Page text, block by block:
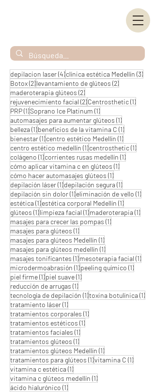
depilacion laser(4)4 entradas
clínica estética Medellín (3)3
Botox(2)2 entradas
levantamiento de glúteos (2)2 entradas
maderoterapia glúteos (2)2 entradas
rejuvenecimiento facial (2)2 entradas
Centrosthetic(1)1
PRP(1)1 entrada
Soprano Ice Platinum (1)1 entrada
automasajes para aumentar glúteos (1)1 entrada
belleza (1)1 entrada
beneficios de la vitamina C (1)1 entrada
bienestar(1)1 entrada
centro estético Medellín (1)1 entrada
centro estético medellín (1)1 entrada
centrosthetic(1)1
colágeno (1)1 entrada
corrientes rusas medellín (1)1 entrada
cómo aplicar vitamina c en glúteos (1)1 entrada
cómo hacer automasajes glúteos (1)1 entrada
depilación láser(1)1 entrada
depilación segura (1)1 entrada
depilación sin dolor(1)1 entrada
eliminación de vello (1)1
estética (1)1 entrada
estética corporal Medellín (1)1 entrada
glúteos (1)1 entrada
limpieza facial (1)1 entrada
maderoterapia (1)1
masajes para crecer las pompas (1)1 entrada
masajes para glúteos (1)1 entrada
masajes para glúteos Medellín (1)1 entrada
masajes para glúteos medellín (1)1 entrada
masajes tonificantes (1)1 entrada
mesoterapia facial (1)1
microdermoabrasión (1)1 entrada
peeling químico (1)1
piel firme(1)1 entrada
piel suave(1)1 entrada
reducción de arrugas (1)1 entrada
tecnología de depilación (1)1 entrada
toxina botulínica (1)1
tratamiento láser(1)1 entrada
tratamientos corporales (1)1 entrada
tratamientos estéticos (1)1 entrada
tratamientos faciales (1)1 entrada
tratamientos glúteos (1)1 entrada
tratamientos glúteos Medellín (1)1 entrada
tratamientos para glúteos (1)1 entrada
vitamina C (1)1 entrada
vitamina c estética (1)1 entrada
vitamina c glúteos medellín (1)1 entrada
ácido hialurónico (1)1 entrada